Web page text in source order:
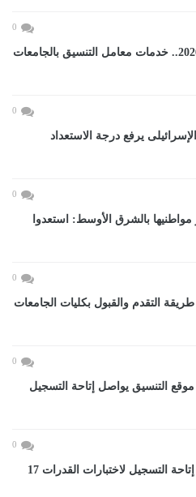
0
تنسيق المرحلة الأولى 2026.. خدمات معامل التنسيق بالجامعات
0
يرفع درجة الاستعداد
0
مواطنيها بالشرق الأوسط: استعدوا
0
الجامعات 2026.. طريقة التقدم والقبول بكليات الجامعات
0
الجامعات 2026.. موقع التنسيق يواصل إتاحة التسجيل
0
تنسيق الجامعات 2026.. إتاحة التسجيل لاختبارات القدرات 17